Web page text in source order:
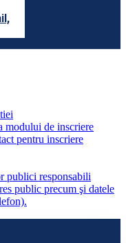
modului de inscriere
pentru inscriere
publici responsabili
public precum şi datele